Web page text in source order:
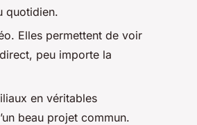
quotidien.
Elles permettent de voir
peu importe la
en véritables
beau projet commun.